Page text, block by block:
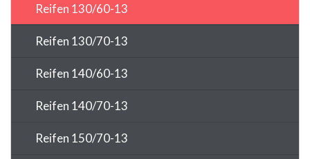
Reifen 130/60-13
Reifen 130/70-13
Reifen 140/60-13
Reifen 140/70-13
Reifen 150/70-13